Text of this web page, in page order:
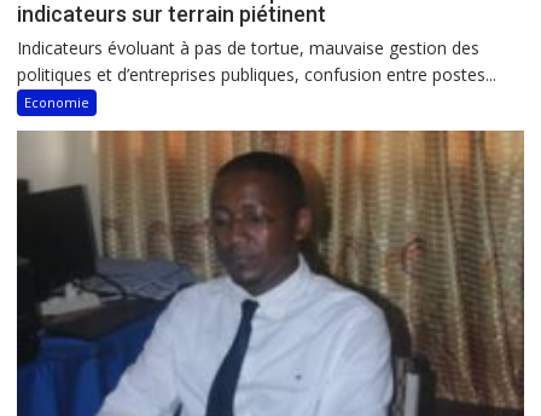
indicateurs sur terrain piétinent
Indicateurs évoluant à pas de tortue, mauvaise gestion des
politiques et d’entreprises publiques, confusion entre postes...
Economie